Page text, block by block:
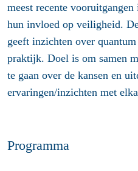
meest recente
hun invloed op veiligheid.
geeft inzichten over
praktijk. Doel is om samen
te gaan over de kansen en
ervaringen/inzichten met
Programma